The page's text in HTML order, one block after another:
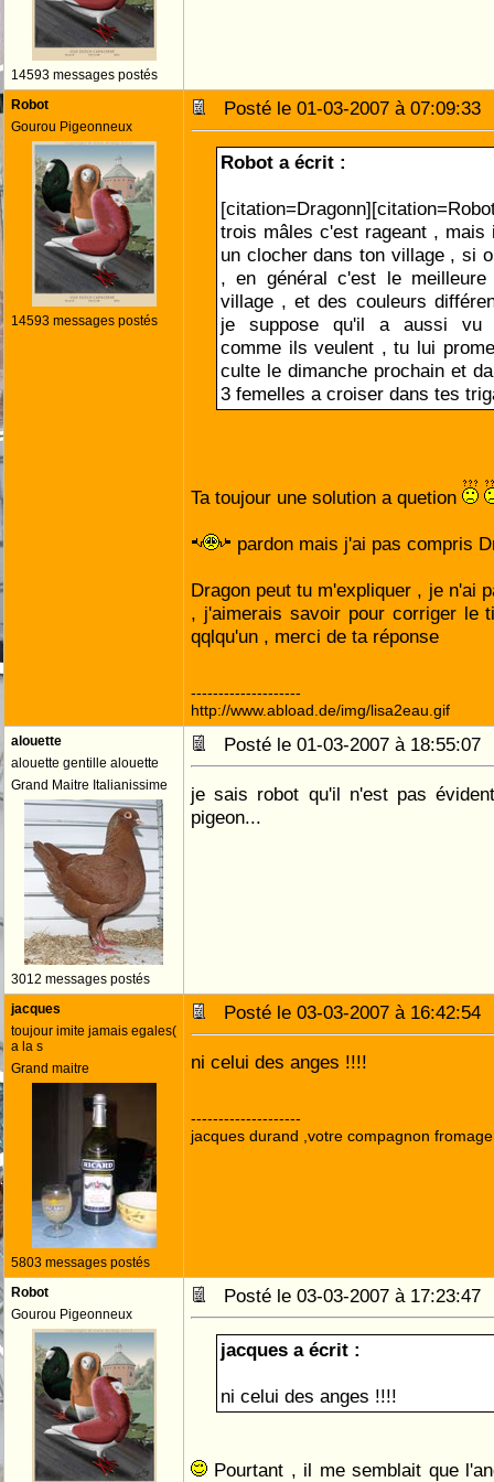
14593 messages postés
Robot
Gourou Pigeonneux
14593 messages postés
Posté le 01-03-2007 à
Robot a écrit :
trois mâles c'est rageant ,
un clocher dans ton village , si
, en général c'est le
village , et des couleurs
je suppose qu'il a aussi vu
comme ils veulent , tu lui
culte le dimanche prochain et
3 femelles a croiser dans tes
Ta toujour une solution a quetion
pardon mais j'ai pas compris
Dragon peut tu m'expliquer , je n'ai
, j'aimerais savoir pour corriger le
qqlqu'un , merci de ta réponse
--------------------
http://www.abload.de/img/lisa2eau.gif
alouette
alouette gentille alouette
Grand Maitre Italianissime
3012 messages postés
Posté le 01-03-2007 à
je sais robot qu'il n'est pas
pigeon...
jacques
toujour imite jamais egales(
a la s
Grand maitre
5803 messages postés
Posté le 03-03-2007 à
ni celui des anges !!!!
--------------------
jacques durand ,votre compagnon
Robot
Gourou Pigeonneux
Posté le 03-03-2007 à
jacques a écrit :
ni celui des anges !!!!
Pourtant , il me semblait que